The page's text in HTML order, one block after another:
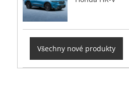
Všechny nové produkty